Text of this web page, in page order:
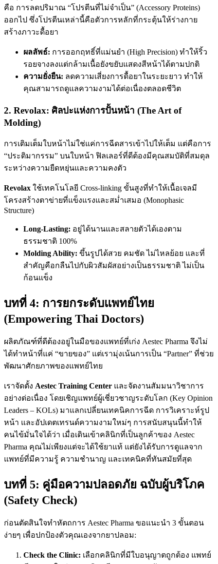
คือ การลดปริมาณ “โปรตีนที่ไม่จำเป็น” (Accessory Proteins)
ออกไป ซึ่งโปรตีนเหล่านี้คือตัวการหลักที่กระตุ้นให้ร่างกาย
สร้างภาวะดื้อยา
ผลลัพธ์: การออกฤทธิ์ที่แม่นยำ (High Precision) ทำให้ริ้ว
รอยจางลงแต่กล้ามเนื้อยังขยับแสดงสีหน้าได้ตามปกติ
ความยั่งยืน: ลดความเสี่ยงการดื้อยาในระยะยาว ทำให้
คุณสามารถดูแลความงามได้ต่อเนื่องตลอดชีวิต
2. Revolax: ศิลปะแห่งการปั้นหน้า (The Art of
Molding)
การเติมเต็มใบหน้าไม่ใช่แค่การฉีดสารเข้าไปให้เต็ม แต่คือการ
“ประติมากรรม” บนใบหน้า ฟิลเลอร์ที่ดีต้องมีคุณสมบัติที่สมดุล
ระหว่างความยืดหยุ่นและความคงตัว
Revolax ใช้เทคโนโลยี Cross-linking ขั้นสูงที่ทำให้เนื้อเจลมี
โครงสร้างตาข่ายที่แข็งแรงและสม่ำเสมอ (Monophasic
Structure)
Long-Lasting: อยู่ได้นานและสลายตัวได้เองตาม
ธรรมชาติ 100%
Molding Ability: ขึ้นรูปได้สวย คมชัด ไม่ไหลย้อย และที่
สำคัญคือกลืนไปกับผิวสัมผัสอย่างเป็นธรรมชาติ ไม่เป็น
ก้อนแข็ง
บทที่ 4: การยกระดับแพทย์ไทย
(Empowering Thai Doctors)
ผลิตภัณฑ์ที่ดีต้องอยู่ในมือของแพทย์ที่เก่ง Aestec Pharma จึงไม่
ได้ทำหน้าที่แค่ “ขายของ” แต่เรามุ่งเน้นการเป็น “Partner” ที่ช่วย
พัฒนาศักยภาพของแพทย์ไทย
เราจัดตั้ง Aestec Training Center และจัดงานสัมมนาวิชาการ
อย่างต่อเนื่อง โดยเชิญแพทย์ผู้เชี่ยวชาญระดับโลก (Key Opinion
Leaders – KOLs) มาแลกเปลี่ยนเทคนิคการฉีด การวิเคราะห์รูป
หน้า และอัปเดตเทรนด์ความงามใหม่ๆ การสนับสนุนนี้ทำให้
คนไข้มั่นใจได้ว่า เมื่อเดินเข้าคลินิกที่เป็นลูกค้าของ Aestec
Pharma คุณไม่เพียงแต่จะได้ใช้ยาแท้ แต่ยังได้รับการดูแลจาก
แพทย์ที่มีความรู้ ความชำนาญ และเทคนิคที่ทันสมัยที่สุด
บทที่ 5: คู่มือความปลอดภัย ฉบับผู้บริโภค
(Safety Check)
ก่อนตัดสินใจทำหัตถการ Aestec Pharma ขอแนะนำ 3 ขั้นตอน
ง่ายๆ เพื่อปกป้องตัวคุณเองจากยาปลอม:
Check the Clinic: เลือกคลินิกที่มีใบอนุญาตถูกต้อง แพทย์